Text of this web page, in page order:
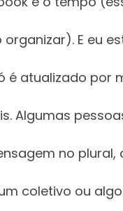
E eu
é atualizado por
Algumas
no plural,
coletivo ou